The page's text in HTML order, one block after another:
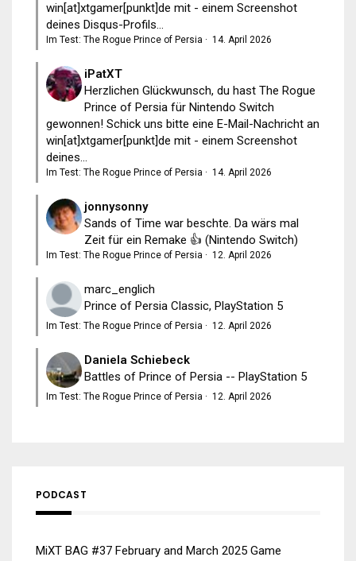
win[at]xtgamer[punkt]de mit - einem Screenshot
deines Disqus-Profils...
Im Test: The Rogue Prince of Persia · 14. April 2026
iPatXT
Herzlichen Glückwunsch, du hast The Rogue
Prince of Persia für Nintendo Switch
gewonnen! Schick uns bitte eine E-Mail-Nachricht an
win[at]xtgamer[punkt]de mit - einem Screenshot
deines...
Im Test: The Rogue Prince of Persia · 14. April 2026
jonnysonny
Sands of Time war beschte. Da wärs mal
Zeit für ein Remake 👍 (Nintendo Switch)
Im Test: The Rogue Prince of Persia · 12. April 2026
marc_englich
Prince of Persia Classic, PlayStation 5
Im Test: The Rogue Prince of Persia · 12. April 2026
Daniela Schiebeck
Battles of Prince of Persia -- PlayStation 5
Im Test: The Rogue Prince of Persia · 12. April 2026
PODCAST
MiXT BAG #37 February and March 2025 Game